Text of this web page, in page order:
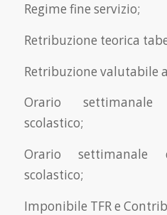
Regime fine servizio;
Retribuzione teorica
Retribuzione valutabile
Orario
scolastico;
Orario settimanale
scolastico;
Imponibile TFR e